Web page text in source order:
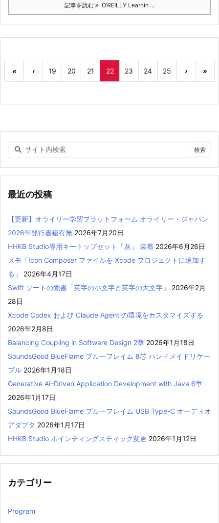
記事を読む O’REILLY Learnin ...
« ‹ 19 20 21 22 23 24 25 › »
最近の投稿
【更新】オライリー学習プラットフォーム オライリー・ジャパン
2026年発行書籍有無 2026年7月20日
HHKB Studio専用キートップセット「灰」 装着 2026年6月26日
メモ「Icon Composer ファイルを Xcode プロジェクトに追加す
る」
2026年4月17日
Swift ソートの覚書「英字の小文字と英字の大文字」
2026年2月
28日
Xcode Codex および Claude Agent の環境をカスタマイズする
2026年2月8日
Balancing Coupling in Software Design 2章 2026年1月18日
SoundsGood BlueFlame ブルーフレイム 8芯 ハンドメイドリケー
ブル 2026年1月18日
Generative AI-Driven Application Development with Java 6章
2026年1月17日
SoundsGood BlueFlame ブルーフレイム USB Type-C オーディオ
アダプタ 2026年1月17日
HHKB Studio ポインティングスティック変更 2026年1月12日
カテゴリー
Program